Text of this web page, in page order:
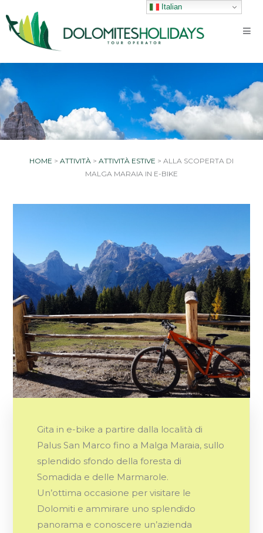
contenuto
HOME > ATTIVITÀ > ATTIVITÀ ESTIVE > ALLA SCOPERTA DI
MALGA MARAIA IN E-BIKE
Gita in e-bike a partire dalla località di
Palus San Marco fino a Malga Maraia, sullo
splendido sfondo della foresta di
Somadida e delle Marmarole.
Un’ottima occasione per visitare le
Dolomiti e ammirare uno splendido
panorama e conoscere un’azienda
Italian